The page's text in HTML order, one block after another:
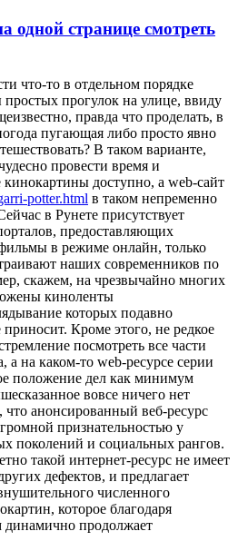
одной странице смотреть
что-то в отдельном порядке
прогулок на улице, ввиду
правда что проделать, в
пугающая либо просто явно
В таком варианте,
провести время и
доступно, а web-сайт
potter.html в таком непременно
в Рунете присутствует
предоставляющих
в режиме онлайн, только
наших современников по
скажем, на чрезвычайно многих
киноленты
которых подавно
приносит. Кроме этого, не редкое
посмотреть все части
а на каком-то web-ресурсе серии
положение дел как минимум
вовсе ничего нет
что анонсированный веб-ресурс
признательностью у
поколений и социальных рангов.
такой интернет-ресурс не имеет
дефектов, и предлагает
численного
которое благодаря
продолжает